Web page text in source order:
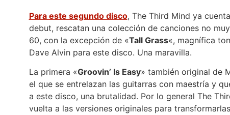
Para este segundo disco, The Third Mind ya
debut, rescatan una colección de canciones no
60, con la excepción de «Tall Grass«, magnífica
Dave Alvin para este disco. Una maravilla.
La primera «Groovin’ Is Easy» también original de
el que se entrelazan las guitarras con maestría y
a este disco, una brutalidad. Por lo general The
vuelta a las versiones originales para